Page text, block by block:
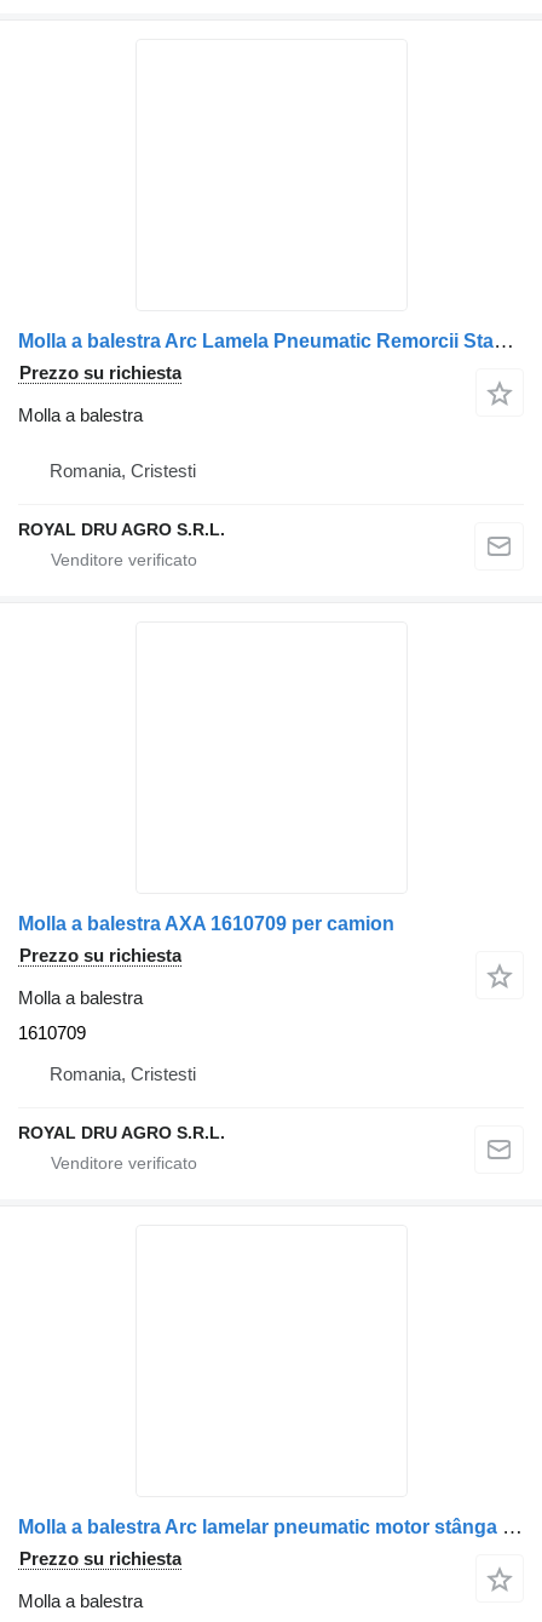
Molla a balestra Arc Lamela Pneumatic Remorcii Stanga Fliegl H612 per camion AXA Axa remorcii stânga pentru modele Fliegl
Prezzo su richiesta
Molla a balestra
Romania, Cristesti
ROYAL DRU AGRO S.R.L.
Molla a balestra AXA 1610709 per camion
Prezzo su richiesta
Molla a balestra
1610709
Romania, Cristesti
ROYAL DRU AGRO S.R.L.
Molla a balestra Arc lamelar pneumatic motor stânga 20713432 22477195 7422477195 per camion AXA Renault
Prezzo su richiesta
Molla a balestra